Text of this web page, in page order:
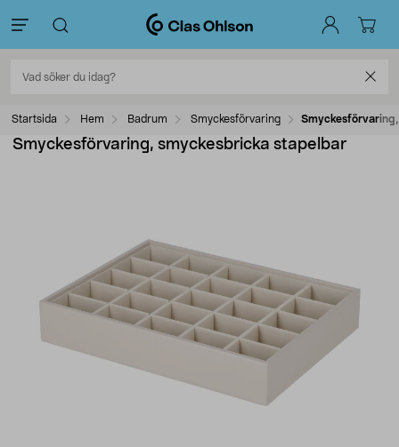
Startsida Hem Badrum Smyckesförvaring
Smyckesförvaring, smyckesbricka stapelbar